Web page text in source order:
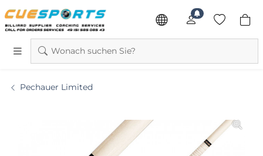
Wonach suchen Sie?
Pechauer Limited